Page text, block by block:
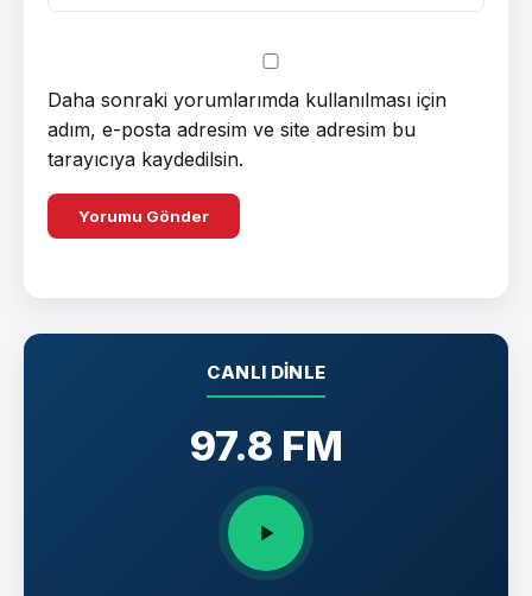
Daha sonraki yorumlarımda kullanılması için
adım, e-posta adresim ve site adresim bu
tarayıcıya kaydedilsin.
CANLI DINLE
97.8 FM